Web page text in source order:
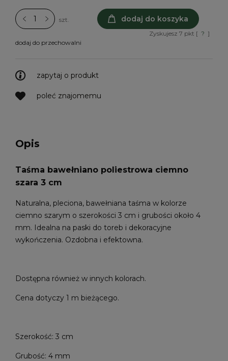
szt. dodaj do koszyka
Zyskujesz7 pkt [ ? ]
dodaj do przechowalni
zapytaj o produkt
poleć znajomemu
Opis
Taśma bawełniano poliestrowa ciemno
szara 3 cm
Naturalna, pleciona, bawełniana taśma w kolorze
ciemno szarym o szerokości 3 cm i grubości około 4
mm. Idealna na paski do toreb i dekoracyjne
wykończenia. Ozdobna i efektowna.
Dostępna również w innych kolorach.
Cena dotyczy 1 m bieżącego.
Szerokość: 3 cm
Grubość: 4 mm